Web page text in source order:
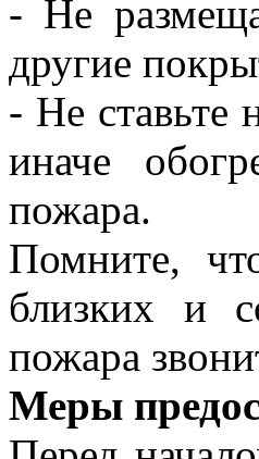
- Не
другие
- Не ставьте
иначе
пожара.
Помните,
близких и
пожара
Меры